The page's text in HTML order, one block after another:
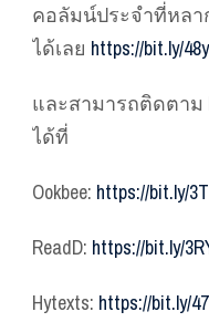
คอลัมน์ประจำที่หล
ได้เลย https://bit.ly/
และสามารถติดตาม
ได้ที่
Ookbee: https://bit.ly/
ReadD: https://bit.ly/
Hytexts: https://bit.ly/